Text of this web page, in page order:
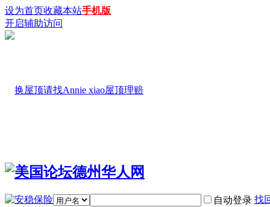
设为首页收藏本站手机版
开启辅助访问
自动登录 找